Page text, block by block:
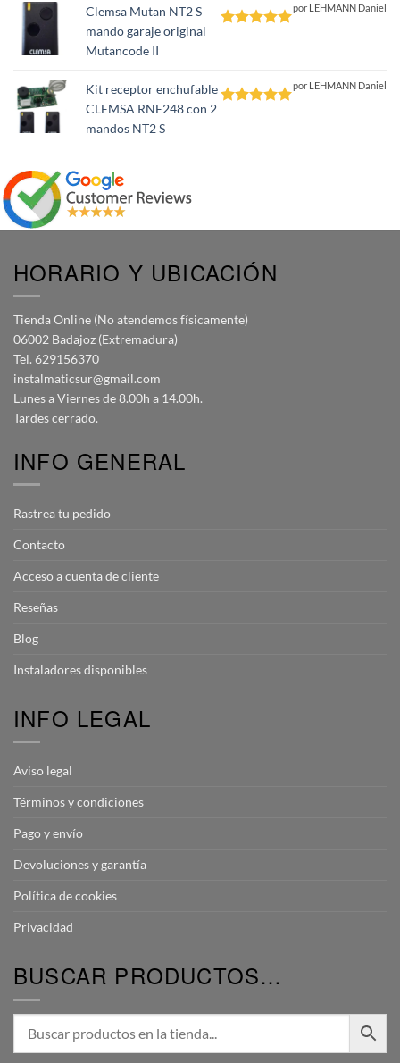
Clemsa Mutan NT2 S
mando garaje original
Mutancode II
por LEHMANN Daniel
Kit receptor enchufable
CLEMSA RNE248 con 2
mandos NT2 S
por LEHMANN Daniel
HORARIO Y UBICACIÓN
Tienda Online (No atendemos físicamente)
06002 Badajoz (Extremadura)
Tel. 629156370
instalmaticsur@gmail.com
Lunes a Viernes de 8.00h a 14.00h.
Tardes cerrado.
INFO GENERAL
Rastrea tu pedido
Contacto
Acceso a cuenta de cliente
Reseñas
Blog
Instaladores disponibles
INFO LEGAL
Aviso legal
Términos y condiciones
Pago y envío
Devoluciones y garantía
Política de cookies
Privacidad
BUSCAR PRODUCTOS…